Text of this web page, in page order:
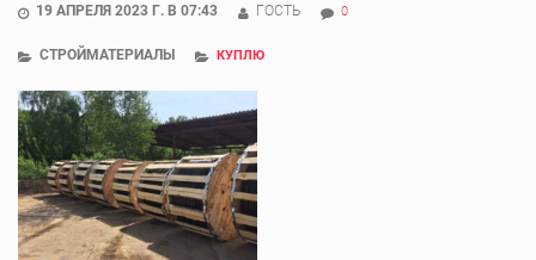
19 АПРЕЛЯ 2023 Г. В 07:43 ГОСТЬ 0
СТРОЙМАТЕРИАЛЫ КУПЛЮ